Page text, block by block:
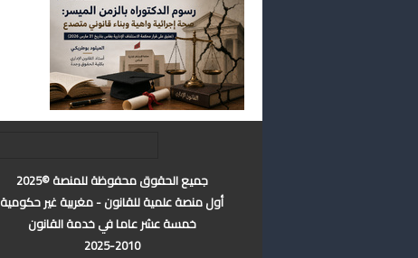
جميع الحقوق محفوظة للمنصة ©2025
أول منصة علمية للقانون - مغربية غير حكومية
خمسة عشر عاما في خدمة القانون
2025-2010